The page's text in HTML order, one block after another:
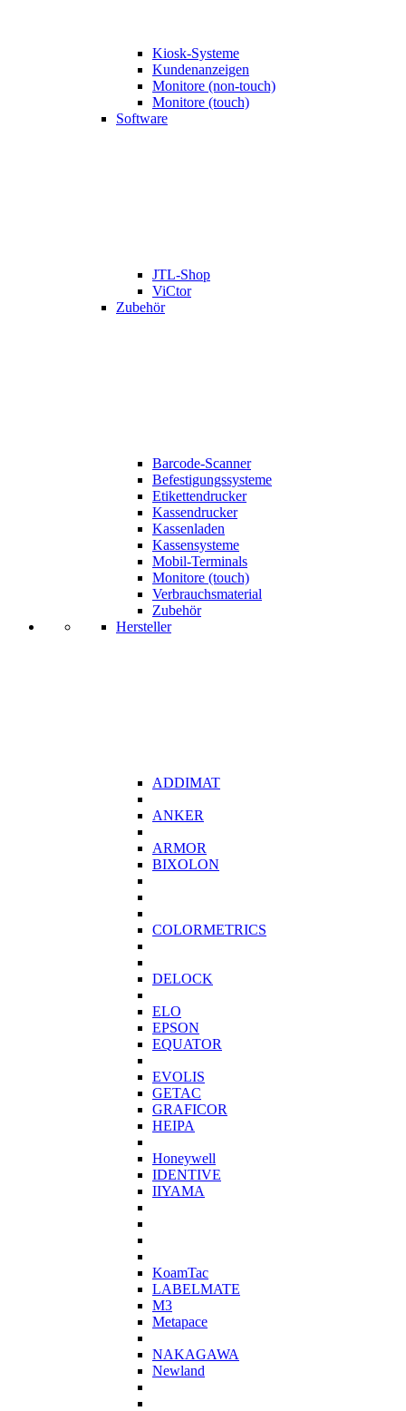
Kiosk-Systeme
Kundenanzeigen
Monitore (non-touch)
Monitore (touch)
Software
JTL-Shop
ViCtor
Zubehör
Barcode-Scanner
Befestigungssysteme
Etikettendrucker
Kassendrucker
Kassenladen
Kassensysteme
Mobil-Terminals
Monitore (touch)
Verbrauchsmaterial
Zubehör
Hersteller
ADDIMAT
ANKER
ARMOR
BIXOLON
COLORMETRICS
DELOCK
ELO
EPSON
EQUATOR
EVOLIS
GETAC
GRAFICOR
HEIPA
Honeywell
IDENTIVE
IIYAMA
KoamTac
LABELMATE
M3
Metapace
NAKAGAWA
Newland